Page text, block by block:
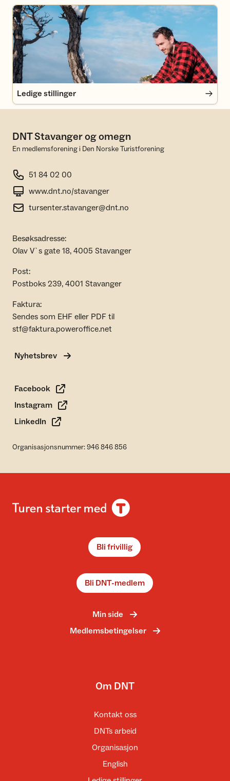
Ledige stillinger
Ledige stillinger
DNT Stavanger og omegn
En medlemsforening i Den Norske Turistforening
51 84 02 00
www.dnt.no/stavanger
tursenter.stavanger@dnt.no
Besøksadresse:
Olav V`s gate 18, 4005 Stavanger
Post:
Postboks 239, 4001 Stavanger
Faktura:
Sendes som EHF eller PDF til
stf@faktura.poweroffice.net
Nyhetsbrev
Facebook
Instagram
LinkedIn
Organisasjonsnummer: 946 846 856
Bli frivillig
Bli DNT-medlem
Min side
Medlemsbetingelser
Om DNT
Kontakt oss
DNTs arbeid
Organisasjon
English